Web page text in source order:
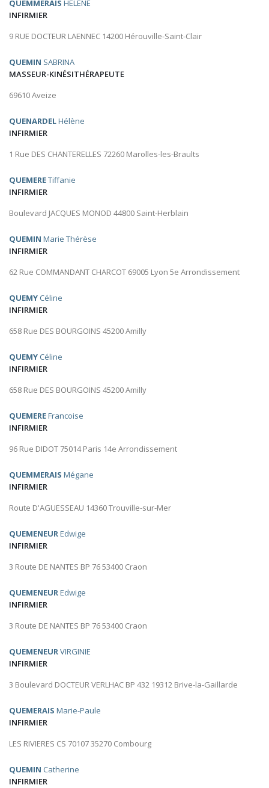
QUEMMERAIS HELENE
INFIRMIER
9 RUE DOCTEUR LAENNEC 14200 Hérouville-Saint-Clair
QUEMIN SABRINA
MASSEUR-KINÉSITHÉRAPEUTE
69610 Aveize
QUENARDELHélène
INFIRMIER
1 Rue DES CHANTERELLES 72260 Marolles-les-Braults
QUEMERETiffanie
INFIRMIER
Boulevard JACQUES MONOD 44800 Saint-Herblain
QUEMIN Marie Thérèse
INFIRMIER
62 Rue COMMANDANT CHARCOT 69005 Lyon 5e Arrondissement
QUEMY Céline
INFIRMIER
658 Rue DES BOURGOINS 45200 Amilly
QUEMY Céline
INFIRMIER
658 Rue DES BOURGOINS 45200 Amilly
QUEMEREFrancoise
INFIRMIER
96 Rue DIDOT 75014 Paris 14e Arrondissement
QUEMMERAIS Mégane
INFIRMIER
Route D'AGUESSEAU 14360 Trouville-sur-Mer
QUEMENEUREdwige
INFIRMIER
3 Route DE NANTES BP 76 53400 Craon
QUEMENEUREdwige
INFIRMIER
3 Route DE NANTES BP 76 53400 Craon
QUEMENEURVIRGINIE
INFIRMIER
3 Boulevard DOCTEUR VERLHAC BP 432 19312 Brive-la-Gaillarde
QUEMERAIS Marie-Paule
INFIRMIER
LES RIVIERES CS 70107 35270 Combourg
QUEMIN Catherine
INFIRMIER